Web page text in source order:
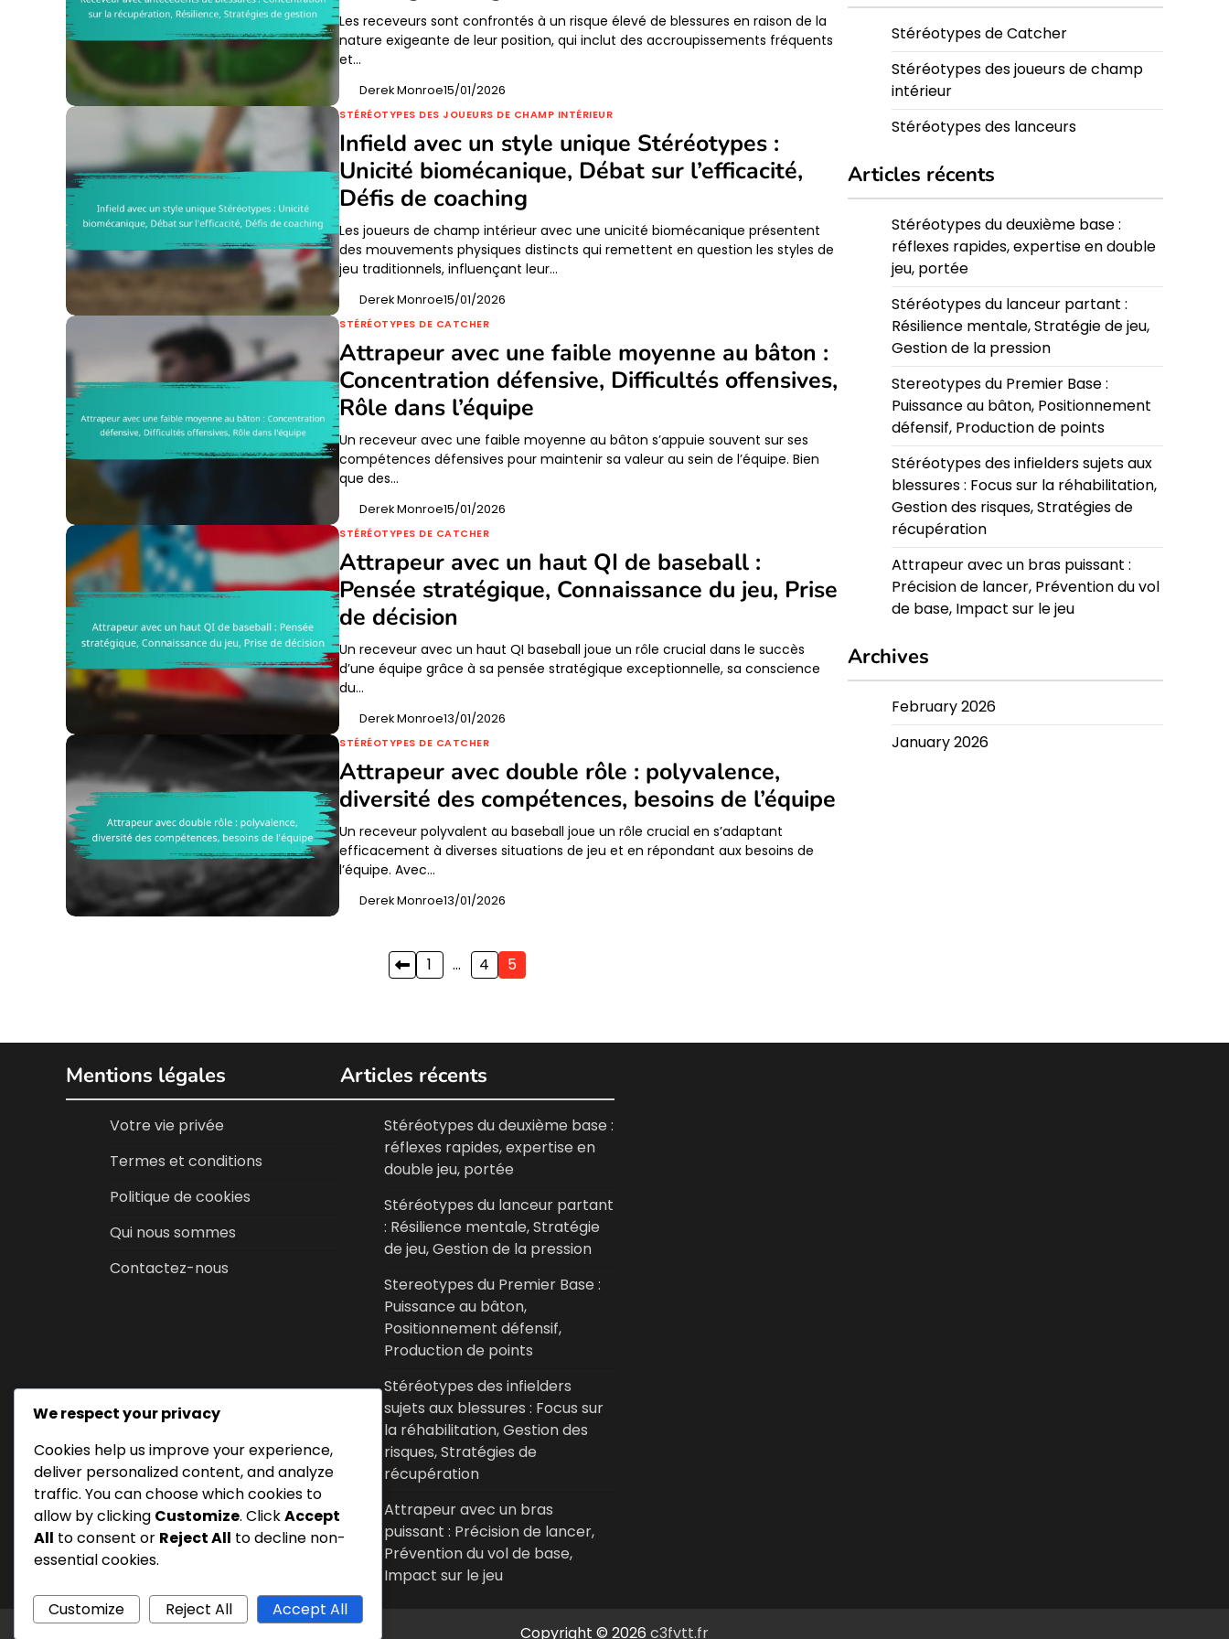
Les receveurs sont confrontés à un risque élevé de blessures en raison de la
nature exigeante de leur position, qui inclut des accroupissements fréquents
et…
Derek Monroe15/01/2026
STÉRÉOTYPES DES JOUEURS DE CHAMP INTÉRIEUR
Infield avec un style unique Stéréotypes :
Unicité biomécanique, Débat sur l’efficacité,
Défis de coaching
Les joueurs de champ intérieur avec une unicité biomécanique présentent
des mouvements physiques distincts qui remettent en question les styles de
jeu traditionnels, influençant leur…
Derek Monroe15/01/2026
STÉRÉOTYPES DE CATCHER
Attrapeur avec une faible moyenne au bâton :
Concentration défensive, Difficultés offensives,
Rôle dans l’équipe
Un receveur avec une faible moyenne au bâton s’appuie souvent sur ses
compétences défensives pour maintenir sa valeur au sein de l’équipe. Bien
que des…
Derek Monroe15/01/2026
STÉRÉOTYPES DE CATCHER
Attrapeur avec un haut QI de baseball :
Pensée stratégique, Connaissance du jeu, Prise
de décision
Un receveur avec un haut QI baseball joue un rôle crucial dans le succès
d’une équipe grâce à sa pensée stratégique exceptionnelle, sa conscience
du…
Derek Monroe13/01/2026
STÉRÉOTYPES DE CATCHER
Attrapeur avec double rôle : polyvalence,
diversité des compétences, besoins de l’équipe
Un receveur polyvalent au baseball joue un rôle crucial en s’adaptant
efficacement à diverses situations de jeu et en répondant aux besoins de
l’équipe. Avec…
Derek Monroe13/01/2026
1 … 4 5
Stéréotypes de Catcher
Stéréotypes des joueurs de champ
intérieur
Stéréotypes des lanceurs
Articles récents
Stéréotypes du deuxième base :
réflexes rapides, expertise en double
jeu, portée
Stéréotypes du lanceur partant :
Résilience mentale, Stratégie de jeu,
Gestion de la pression
Stereotypes du Premier Base :
Puissance au bâton, Positionnement
défensif, Production de points
Stéréotypes des infielders sujets aux
blessures : Focus sur la réhabilitation,
Gestion des risques, Stratégies de
récupération
Attrapeur avec un bras puissant :
Précision de lancer, Prévention du vol
de base, Impact sur le jeu
Archives
February 2026
January 2026
Mentions légales
Votre vie privée
Termes et conditions
Politique de cookies
Qui nous sommes
Contactez-nous
Articles récents
Stéréotypes du deuxième base :
réflexes rapides, expertise en
double jeu, portée
Stéréotypes du lanceur partant
: Résilience mentale, Stratégie
de jeu, Gestion de la pression
Stereotypes du Premier Base :
Puissance au bâton,
Positionnement défensif,
Production de points
Stéréotypes des infielders
sujets aux blessures : Focus sur
la réhabilitation, Gestion des
risques, Stratégies de
récupération
Attrapeur avec un bras
puissant : Précision de lancer,
Prévention du vol de base,
Impact sur le jeu
Copyright © 2026 c3fvtt.fr
We respect your privacy
Cookies help us improve your experience,
deliver personalized content, and analyze
traffic. You can choose which cookies to
allow by clicking Customize. ClickAccept
All to consent or Reject All to decline non-
essential cookies.
Customize Reject All Accept All